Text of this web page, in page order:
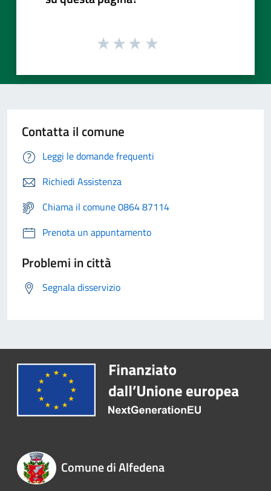
Contatta il comune
Leggi le domande frequenti
Richiedi Assistenza
Chiama il comune 0864 87114
Prenota un appuntamento
Problemi in città
Segnala disservizio
Comune di Alfedena